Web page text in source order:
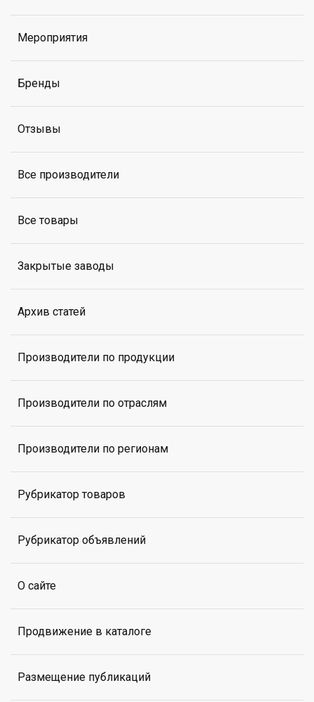
Мероприятия
Бренды
Отзывы
Все производители
Все товары
Закрытые заводы
Архив статей
Производители по продукции
Производители по отраслям
Производители по регионам
Рубрикатор товаров
Рубрикатор объявлений
О сайте
Продвижение в каталоге
Размещение публикаций